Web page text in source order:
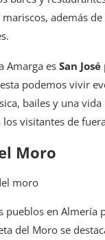
además
Amarga esSan José
podemos vivir
bailes y una
visitantes de
Moro
pueblos en Almería
del Moro se